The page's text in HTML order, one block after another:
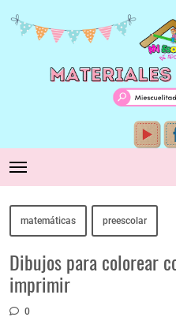
matemáticas preescolar
Dibujos para colorear
imprimir
0